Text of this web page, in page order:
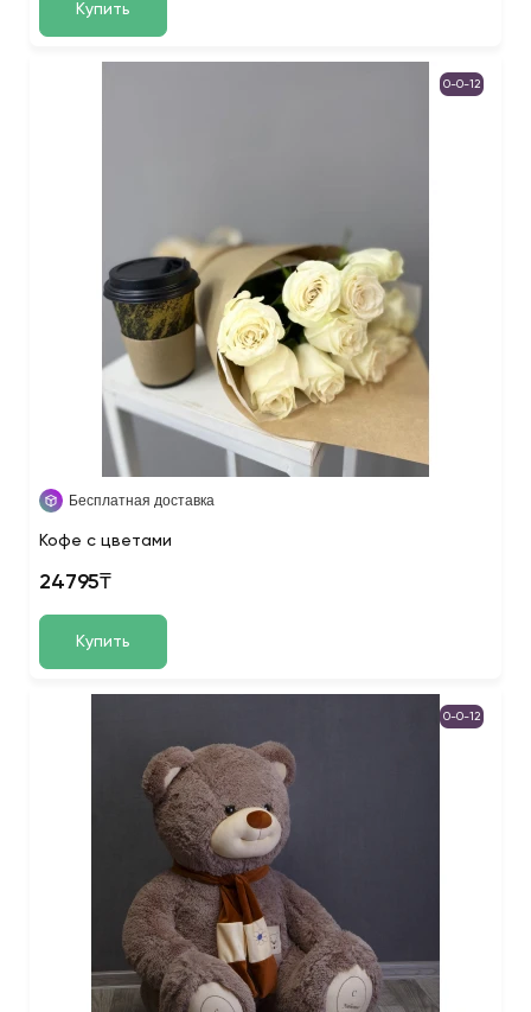
Купить
0-0-12
Бесплатная доставка
Кофе с цветами
24795₸
Купить
0-0-12